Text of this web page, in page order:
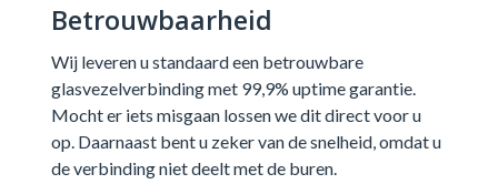
Betrouwbaarheid
Wij leveren u standaard een betrouwbare
glasvezelverbinding met 99,9% uptime garantie.
Mocht er iets misgaan lossen we dit direct voor u
op. Daarnaast bent u zeker van de snelheid, omdat u
de verbinding niet deelt met de buren.